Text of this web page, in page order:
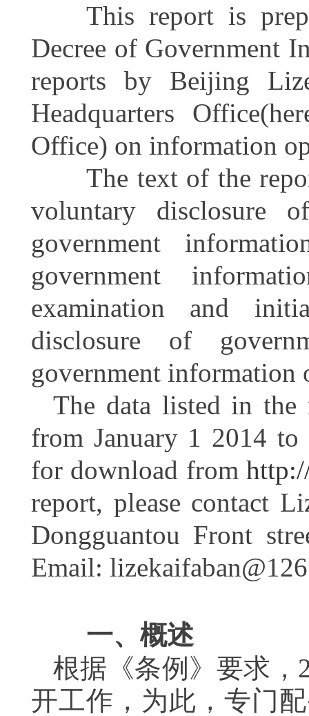
This report is
Decree of Government
reports by
Beijing
Headquarters
Office) on information
The text of the report
voluntary disclosure
government
government
examination and
disclosure of
government information
The data listed in
from January 1 2014 to
for download from
report, please contact
Dongguantou Front
Email:
一、概述
根据《条例》要求，
开工作，为此，专门